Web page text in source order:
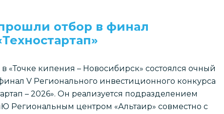
отбор в финал
«Точке кипения – Новосибирск» состоялся очный
V Регионального инвестиционного конкурса
– 2026». Он реализуется подразделением
Региональным центром «Альтаир» совместно с